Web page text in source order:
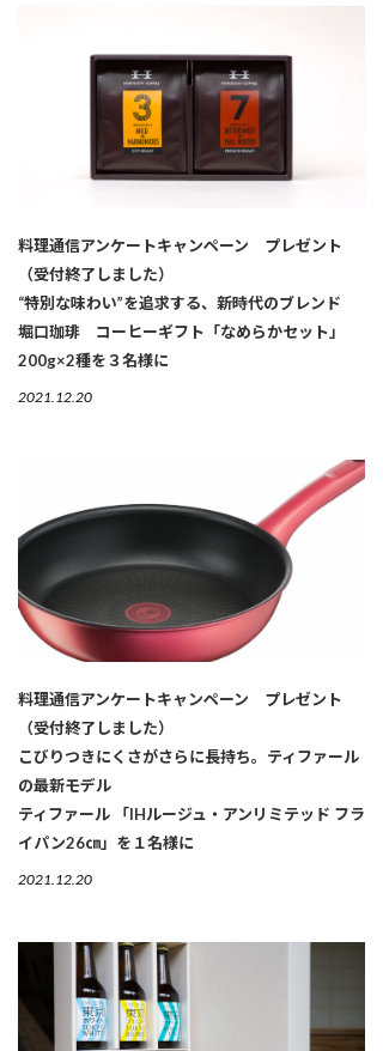
料理通信アンケートキャンペーン プレゼント
（受付終了しました）
“特別な味わい”を追求する、新時代のブレンド
堀口珈琲 コーヒーギフト「なめらかセット」
200g×2種を３名様に
2021.12.20
料理通信アンケートキャンペーン プレゼント
（受付終了しました）
こびりつきにくさがさらに長持ち。ティファール
の最新モデル
ティファール 「IHルージュ・アンリミテッド フラ
イパン26㎝」を１名様に
2021.12.20